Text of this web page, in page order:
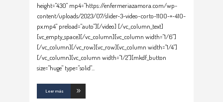
height="430" mp4="https://enfermeriazamora.com/wp-
content/uploads/2023/07/slider-3-video-corto-1100-×-410-
px.mp4" preload="auto"][/video] [/vc_column_text]
[vc_empty_space][/vc_column][vc_column width="1/6"]
[/vc_column][/vc_row][vc_row][vc_column width="1/4"]
[/vc_column][vc_column width="1/2"][mkdf_button
size="huge" type="solid"
Leer más